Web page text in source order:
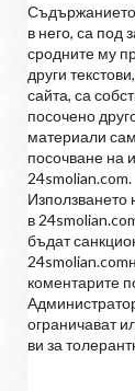
Съдържанието
в него, са под
сродните му
други
сайта, са
посочено
материали
посочване на
24smolian.com.
Използването
в
бъдат
коментарите
ограничават
ви за